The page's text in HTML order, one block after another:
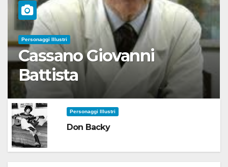
Personaggi Illustri
Cassano Giovanni
Battista
Personaggi Illustri
Don Backy